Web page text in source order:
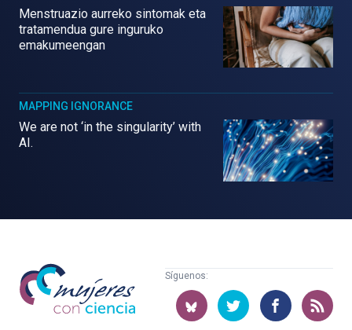
Menstruazio aurreko sintomak eta
tratamendua gure inguruko
emakumeengan
MAPPING IGNORANCE
We are not ‘in the singularity’ with
AI.
Mujeres
con
ciencia
Síguenos: